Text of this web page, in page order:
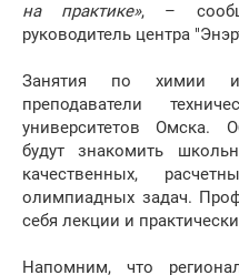
на практике», –
руководитель центра
Занятия по химии и
преподаватели
университетов Омска.
будут знакомить
качественных,
олимпиадных задач.
себя лекции и
Напомним, что